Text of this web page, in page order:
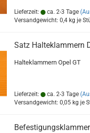
Lieferzeit: ca. 2-3 Tage
Versandgewicht: 0,4 kg je
Satz Halteklammern
Halteklammern Opel GT
Lieferzeit: ca. 2-3 Tage
Versandgewicht: 0,05 kg je